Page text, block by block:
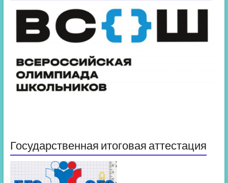
Государственная итоговая аттестация